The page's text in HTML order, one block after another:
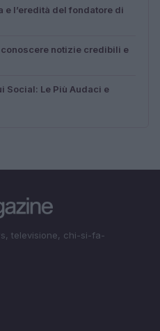
e l’eredità del fondatore di
notizie credibili e
Social: Le Più Audaci e
televisione, chi-si-fa-